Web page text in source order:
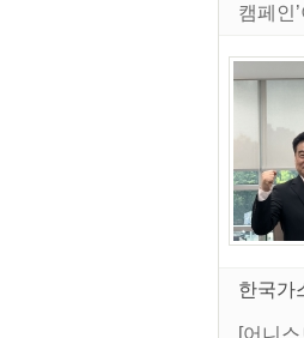
캠페인
한국가
[어니